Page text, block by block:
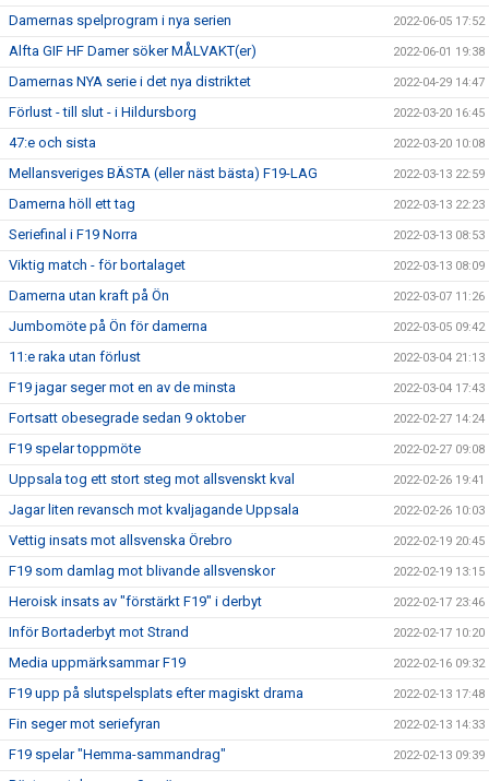
Damernas spelprogram i nya serien 2022-06-05 17:52
Alfta GIF HF Damer söker MÅLVAKT(er) 2022-06-01 19:38
Damernas NYA serie i det nya distriktet 2022-04-29 14:47
Förlust - till slut - i Hildursborg 2022-03-20 16:45
47:e och sista 2022-03-20 10:08
Mellansveriges BÄSTA (eller näst bästa) F19-LAG 2022-03-13 22:59
Damerna höll ett tag 2022-03-13 22:23
Seriefinal i F19 Norra 2022-03-13 08:53
Viktig match - för bortalaget 2022-03-13 08:09
Damerna utan kraft på Ön 2022-03-07 11:26
Jumbomöte på Ön för damerna 2022-03-05 09:42
11:e raka utan förlust 2022-03-04 21:13
F19 jagar seger mot en av de minsta 2022-03-04 17:43
Fortsatt obesegrade sedan 9 oktober 2022-02-27 14:24
F19 spelar toppmöte 2022-02-27 09:08
Uppsala tog ett stort steg mot allsvenskt kval 2022-02-26 19:41
Jagar liten revansch mot kvaljagande Uppsala 2022-02-26 10:03
Vettig insats mot allsvenska Örebro 2022-02-19 20:45
F19 som damlag mot blivande allsvenskor 2022-02-19 13:15
Heroisk insats av "förstärkt F19" i derbyt 2022-02-17 23:46
Inför Bortaderbyt mot Strand 2022-02-17 10:20
Media uppmärksammar F19 2022-02-16 09:32
F19 upp på slutspelsplats efter magiskt drama 2022-02-13 17:48
Fin seger mot seriefyran 2022-02-13 14:33
F19 spelar "Hemma-sammandrag" 2022-02-13 09:39